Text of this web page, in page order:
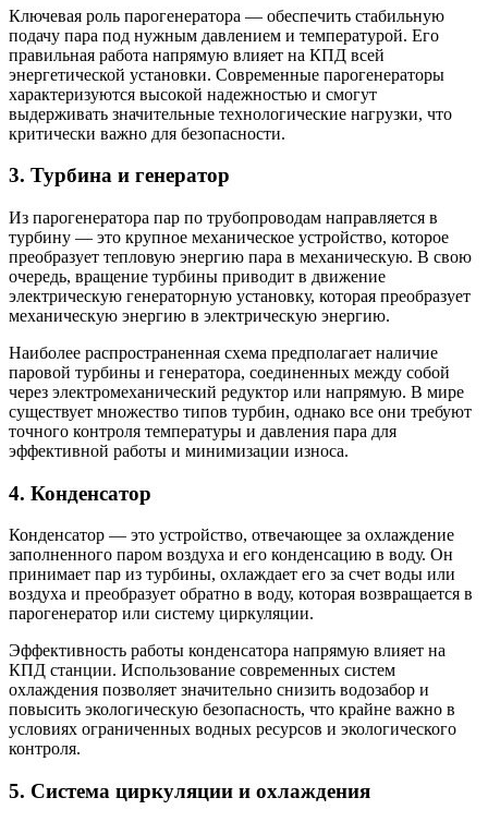
Ключевая роль парогенератора — обеспечить стабильную
подачу пара под нужным давлением и температурой. Его
правильная работа напрямую влияет на КПД всей
энергетической установки. Современные парогенераторы
характеризуются высокой надежностью и смогут
выдерживать значительные технологические нагрузки, что
критически важно для безопасности.
3. Турбина и генератор
Из парогенератора пар по трубопроводам направляется в
турбину — это крупное механическое устройство, которое
преобразует тепловую энергию пара в механическую. В свою
очередь, вращение турбины приводит в движение
электрическую генераторную установку, которая преобразует
механическую энергию в электрическую энергию.
Наиболее распространенная схема предполагает наличие
паровой турбины и генератора, соединенных между собой
через электромеханический редуктор или напрямую. В мире
существует множество типов турбин, однако все они требуют
точного контроля температуры и давления пара для
эффективной работы и минимизации износа.
4. Конденсатор
Конденсатор — это устройство, отвечающее за охлаждение
заполненного паром воздуха и его конденсацию в воду. Он
принимает пар из турбины, охлаждает его за счет воды или
воздуха и преобразует обратно в воду, которая возвращается в
парогенератор или систему циркуляции.
Эффективность работы конденсатора напрямую влияет на
КПД станции. Использование современных систем
охлаждения позволяет значительно снизить водозабор и
повысить экологическую безопасность, что крайне важно в
условиях ограниченных водных ресурсов и экологического
контроля.
5. Система циркуляции и охлаждения